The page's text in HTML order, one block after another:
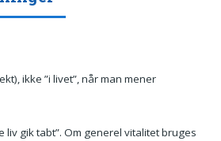
ikke ”i livet”, når man mener
liv gik tabt”. Om generel vitalitet bruges